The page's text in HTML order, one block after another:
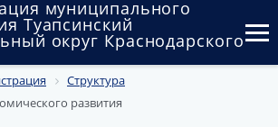
муниципального
Туапсинский
округ Краснодарского
Структура
развития